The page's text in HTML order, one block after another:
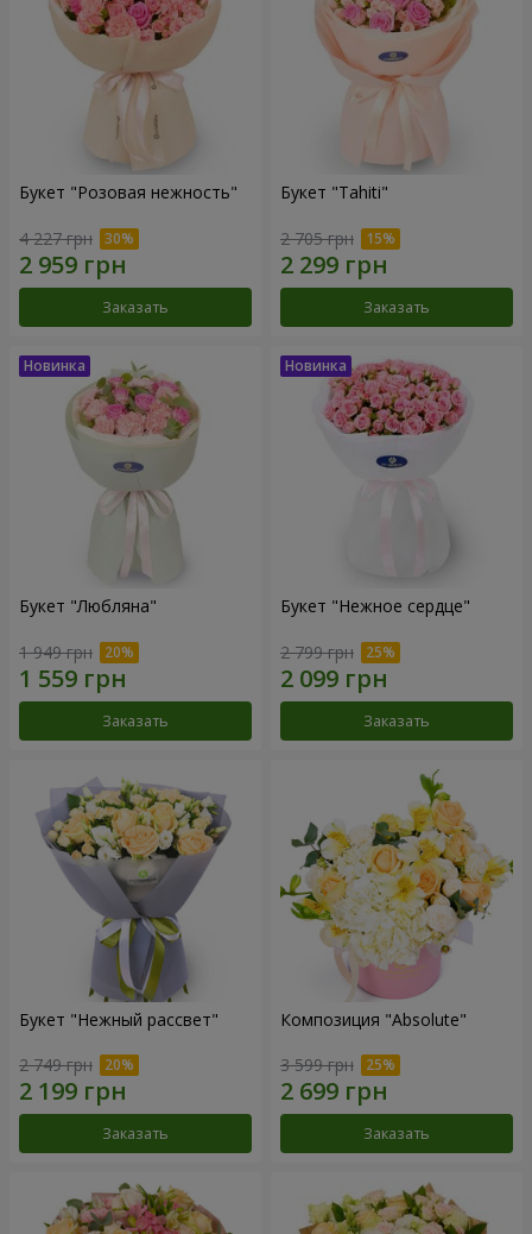
Букет "Розовая нежность"
4 227 грн
Заказать
Букет "Tahiti"
2 705 грн
Заказать
Букет "Любляна"
1 949 грн
Заказать
Букет "Нежное сердце"
2 799 грн
Заказать
Букет "Нежный рассвет"
2 749 грн
Заказать
Композиция "Absolute"
3 599 грн
Заказать